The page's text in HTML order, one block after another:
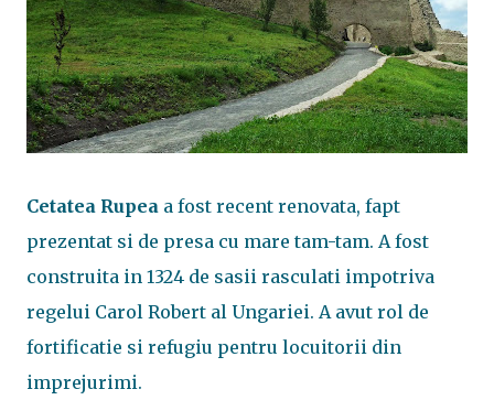
Cetatea Rupea a fost recent renovata, fapt
prezentat si de presa cu mare tam-tam. A fost
construita in 1324 de sasii rasculati impotriva
regelui Carol Robert al Ungariei. A avut rol de
fortificatie si refugiu pentru locuitorii din
imprejurimi.